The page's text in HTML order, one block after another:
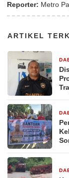
Reporter: Metro
ARTIKEL